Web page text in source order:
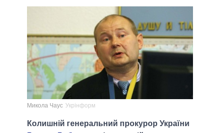
Микола Чаус Укрінформ
Колишній генеральний прокурор України